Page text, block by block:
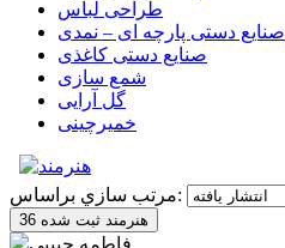
طراحی لباس
صنایع دستی پارچه ای – نمدی
صنایع دستی کاغذی
شمع سازی
گل آرایی
خمیرچینی
مرتب سازي براساس:
36 هنرمند ثبت شده